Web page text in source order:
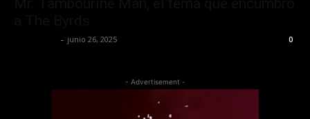
- junio 26, 2025 0
- Advertisement -